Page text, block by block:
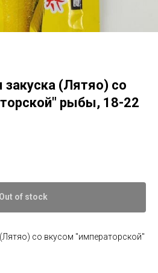
закуска (Лятяо) со
рыбы, 18-22
Out of stock
со вкусом "императорской"